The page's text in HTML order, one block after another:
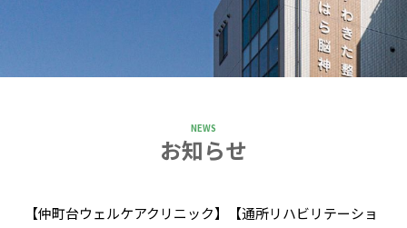
NEWS
お知らせ
【仲町台ウェルケアクリニック】【通所リハビリテーショ